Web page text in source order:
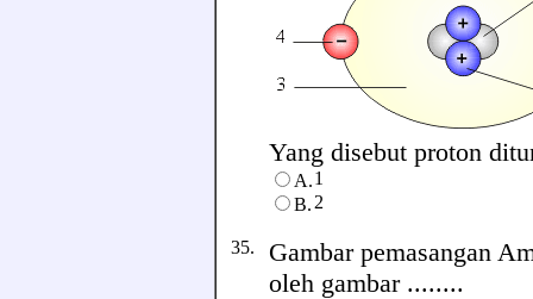
Yang disebut proton
A.1
B. 2
35. Gambar pemasangan
oleh gambar ........